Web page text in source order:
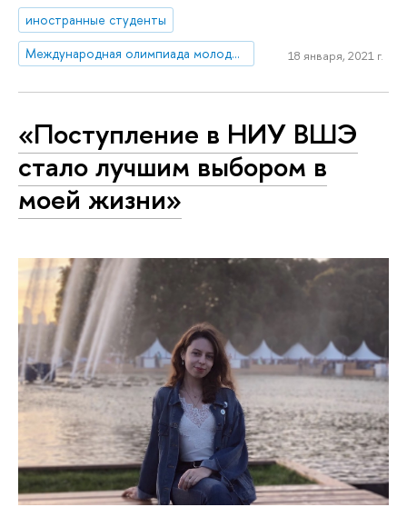
иностранные студенты
Международная олимпиада молодежи
18 января, 2021 г.
«Поступление в НИУ ВШЭ
стало лучшим выбором в
моей жизни»